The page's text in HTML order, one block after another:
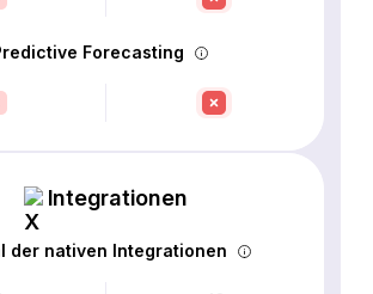
Forecasting
Integrationen
der nativen Integrationen